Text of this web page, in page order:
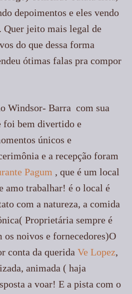
depoimentos e eles vendo
Quer jeito mais legal de
do que dessa forma
ótimas falas pra compor
Windsor- Barra com sua
foi bem divertido e
únicos e
e a recepção foram
Pagum , que é um local
amo trabalhar! é o local é
com a natureza, a comida
Proprietária sempre é
os noivos e fornecedores)O
conta da querida Ve Lopez,
animada ( haja
a voar! E a pista com o